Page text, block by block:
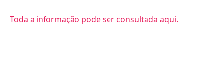
Toda a informação pode ser consultada aqui.